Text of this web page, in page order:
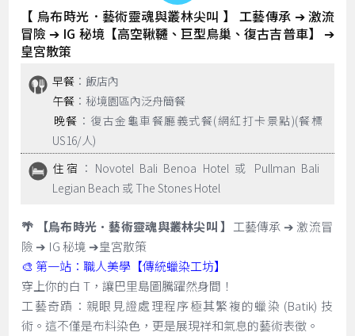
【 烏布時光．藝術靈魂與叢林尖叫 】 工藝傳承 ➔ 激流
冒險 ➔ IG 秘境【高空鞦韆、巨型鳥巢、復古吉普車】 ➔
皇宮散策
早餐 ：飯店內
午餐 ：秘境園區內泛舟簡餐
晚餐 ：復古金龜車餐廳義式餐(網紅打卡景點)(餐標
US16/人)
住宿 ：Novotel Bali Benoa Hotel 或 Pullman Bali
Legian Beach 或 The Stones Hotel
🌴 【烏布時光．藝術靈魂與叢林尖叫 】 工藝傳承 ➔ 激流冒
險 ➔ IG 秘境 ➔皇宮散策
🎨 第一站：職人美學【傳統蠟染工坊】
穿上你的白 T，讓巴里島圖騰躍然身間！
工藝奇蹟：親眼見證處理程序極其繁複的蠟染 (Batik) 技
術。這不僅是布料染色，更是展現祥和氣息的藝術表徵。